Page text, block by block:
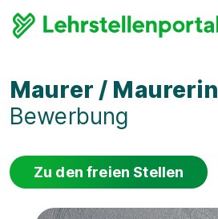
Maurer / Maurerin
Bewerbung
Zu den freien Stellen